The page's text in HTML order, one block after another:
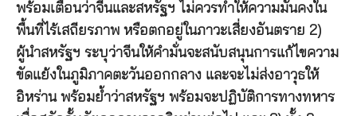
พร้อมเตือนว่าจีนและสหรัฐฯ ไม่ควรทำให้ความมั่นคงใน
พื้นที่ไร้เสถียรภาพ หรือตกอยู่ในภาวะเสี่ยงอันตราย 2)
ผู้นำสหรัฐฯ ระบุว่าจีนให้คำมั่นจะสนับสนุนการแก้ไขความ
ขัดแย้งในภูมิภาคตะวันออกกลาง และจะไม่ส่งอาวุธให้
อิหร่าน พร้อมย้ำว่าสหรัฐฯ พร้อมจะปฏิบัติการทางทหาร